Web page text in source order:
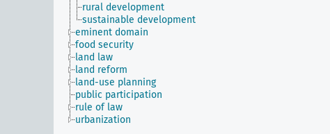
rural development
sustainable development
eminent domain
food security
land law
land reform
land-use planning
public participation
rule of law
urbanization